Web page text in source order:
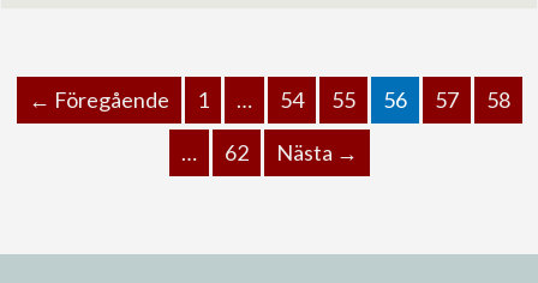
← Föregående 1 … 54 55 56 57
58
…
62 Nästa →